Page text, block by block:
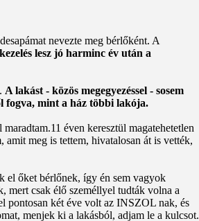
nevezte meg bérlőként. A
lesz jó harminc év után a
A lakást - közös megegyezéssel - sosem
fogva, mint a ház többi lakója.
éven keresztül magatehetetlen
meg is tettem, hivatalosan át is vették,
el őket bérlőnek, így én sem vagyok
mert csak élő személlyel tudták volna a
pontosan két éve volt az INSZOL nak, és
menjek ki a lakásból, adjam le a kulcsot.